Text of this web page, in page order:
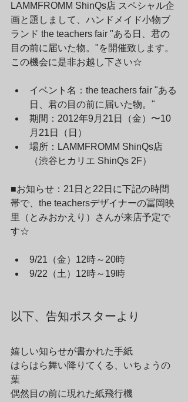
LAMMFROMM ShinQs店 スペシャル企
画と題しまして、ハンドメイド小物ブ
ランド the teachers fair "ある日、君の
目の前に届いた物。"を開催致します。
この機会に是非お越し下さい☆
イベント名：the teachers fair "ある
日、君の目の前に届いた物。"
期間：2012年9月21日（金）〜10
月21日（日）
場所： LAMMFROMM ShinQs店
（渋谷ヒカリエ ShinQs 2F）
■お知らせ：21日と22日に下記の時間
帯で、the teachersデザイナーの冨岡映
里（とみおかえり）さんが来店予定で
す☆
9/21（金）12時～20時
9/22（土）12時～19時
以下、告知ポスターより
嬉しい知らせが書かれた手紙
はらはら舞い降りてくる、いちょうの
葉
偶然目の前に現れた紙飛行機